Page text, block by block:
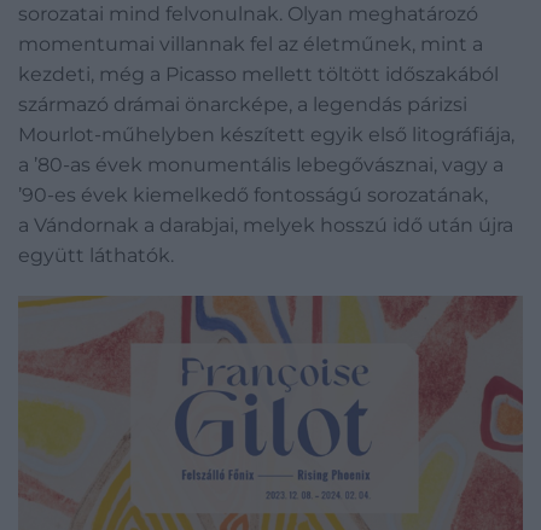
sorozatai mind felvonulnak. Olyan meghatározó
momentumai villannak fel az életműnek, mint a
kezdeti, még a Picasso mellett töltött időszakából
származó drámai önarcképe, a legendás párizsi
Mourlot-műhelyben készített egyik első litográfiája,
a ’80-as évek monumentális lebegővásznai, vagy a
’90-es évek kiemelkedő fontosságú sorozatának,
a Vándornak a darabjai, melyek hosszú idő után újra
együtt láthatók.